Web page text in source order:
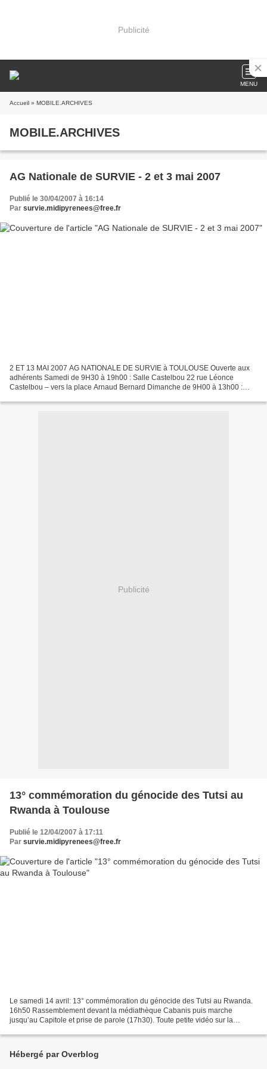
Publicité
MENU
Accueil » MOBILE.ARCHIVES
MOBILE.ARCHIVES
AG Nationale de SURVIE - 2 et 3 mai 2007
Publié le 30/04/2007 à 16:14
Par survie.midipyrenees@free.fr
2 ET 13 MAI 2007 AG NATIONALE DE SURVIE à TOULOUSE Ouverte aux
adhérents Samedi de 9H30 à 19h00 : Salle Castelbou 22 rue Léonce
Castelbou – vers la place Arnaud Bernard Dimanche de 9H00 à 13h00 :
Publicité
13° commémoration du génocide des Tutsi au
Rwanda à Toulouse
Publié le 12/04/2007 à 17:11
Par survie.midipyrenees@free.fr
Le samedi 14 avril: 13° commémoration du génocide des Tutsi au Rwanda.
16h50 Rassemblement devant la médiathèque Cabanis puis marche
jusqu’au Capitole et prise de parole (17h30). Toute petite vidéo sur la
http://www.dailymotion.com/video/x1pt8l_commemoration-du-genocide-des-
tutsi...
Hébergé par Overblog